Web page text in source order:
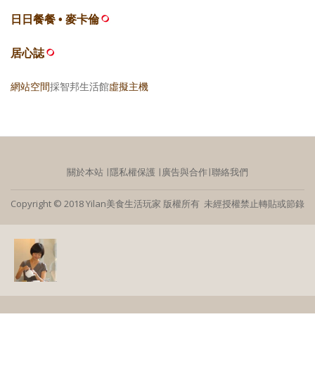
日日餐餐 • 麥卡倫
居心誌
網站空間採智邦生活館虛擬主機
關於本站 ∣隱私權保護 ∣ 廣告與合作∣聯絡我們
Copyright © 2018 Yilan美食生活玩家 版權所有 未經授權禁止轉貼或節錄